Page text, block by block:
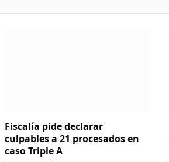
Fiscalía pide declarar
culpables a 21 procesados en
caso Triple A